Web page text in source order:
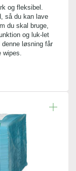
og fleksibel.
så du kan lave
du skal bruge,
og luk-let
løsning får
wipes.